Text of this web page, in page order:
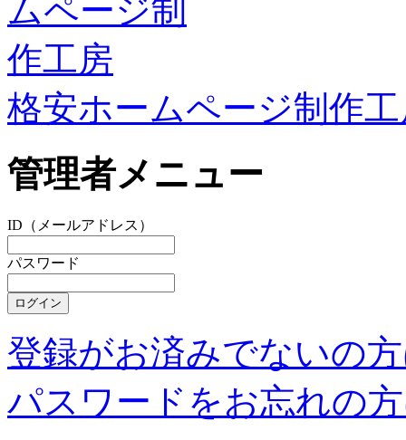
格安ホームページ制作
管理者メニュー
ID（メールアドレス）
パスワード
登録がお済みでないの
パスワードをお忘れの